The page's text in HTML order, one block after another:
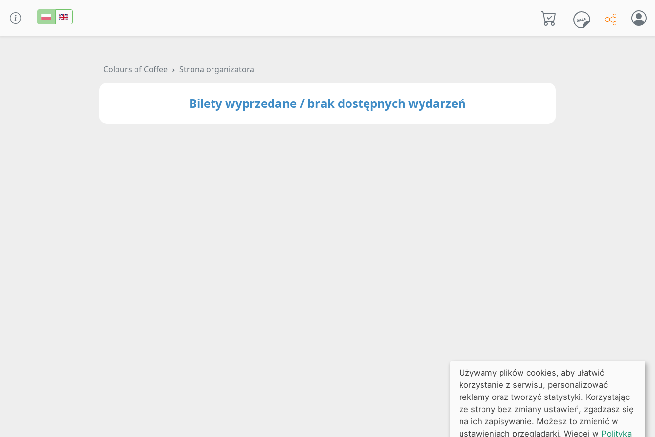
Colours of Coffee Strona organizatora
Bilety wyprzedane / brak dostępnych wydarzeń
Używamy plików cookies, aby ułatwić
korzystanie z serwisu, personalizować
reklamy oraz tworzyć statystyki. Korzystając
ze strony bez zmiany ustawień, zgadzasz się
na ich zapisywanie. Możesz to zmienić w
ustawieniach przeglądarki. Więcej w Polityka